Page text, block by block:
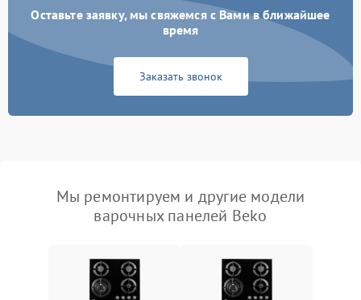
Оставьте заявку, мы свяжемся с Вами в ближайшее
время
Заказать звонок
Мы ремонтируем и другие модели
варочных панелей Beko